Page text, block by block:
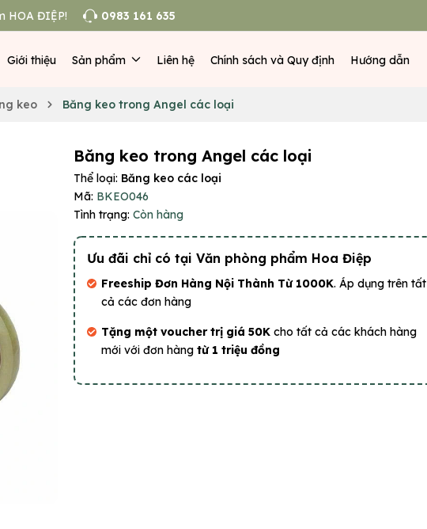
HOA ĐIỆP! 0983 161 635
Giới thiệu Sản phẩm Liên hệ Chính sách và Quy định Hướng dẫn
keo Băng keo trong Angel các loại
Băng keo trong Angel các loại
Thể loại: Băng keo các loại
Mã: BKEO046
Tình trạng: Còn hàng
Ưu đãi chỉ có tại Văn phòng phẩm Hoa Điệp
Freeship Đơn Hàng Nội Thành Từ 1000K. Áp dụng trên tất
cả các đơn hàng
Tặng một voucher trị giá 50K cho tất cả các khách hàng
mới với đơn hàng từ 1 triệu đồng